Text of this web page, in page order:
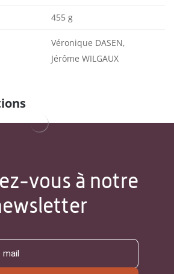
455 g
Véronique DASEN,
Jérôme WILGAUX
vous à notre